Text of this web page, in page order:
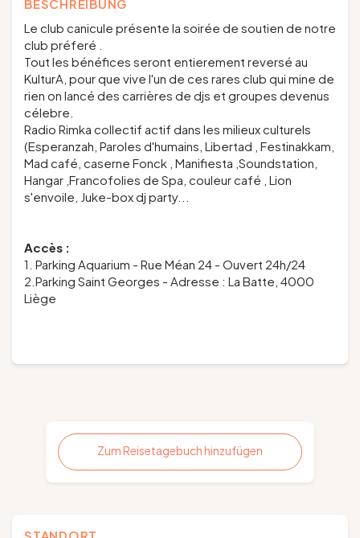
BESCHREIBUNG
Le club canicule présente la soirée de soutien de notre
club préferé .
Tout les bénéfices seront entierement reversé au
KulturA, pour que vive l'un de ces rares club qui mine de
rien on lancé des carrières de djs et groupes devenus
célebre.
Radio Rimka collectif actif dans les milieux culturels
(Esperanzah, Paroles d'humains, Libertad , Festinakkam,
Mad café, caserne Fonck , Manifiesta ,Soundstation,
Hangar ,Francofolies de Spa, couleur café , Lion
s'envoile, Juke-box dj party...
Accès :
1. Parking Aquarium - Rue Méan 24 - Ouvert 24h/24
2.Parking Saint Georges - Adresse : La Batte, 4000
Liège
Zum Reisetagebuch hinzufügen